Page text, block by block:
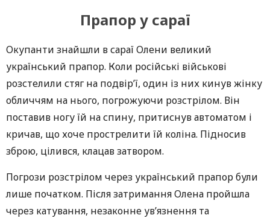
Прапор у сараї
Окупанти знайшли в сараї Олени великий
український прапор. Коли російські військові
розстелили стяг на подвір’ї, один із них кинув жінку
обличчям на нього, погрожуючи розстрілом. Він
поставив ногу їй на спину, притиснув автоматом і
кричав, що хоче прострелити їй коліна. Підносив
зброю, цілився, клацав затвором.
Погрози розстрілом через український прапор були
лише початком. Після затримання Олена пройшла
через катування, незаконне ув’язнення та